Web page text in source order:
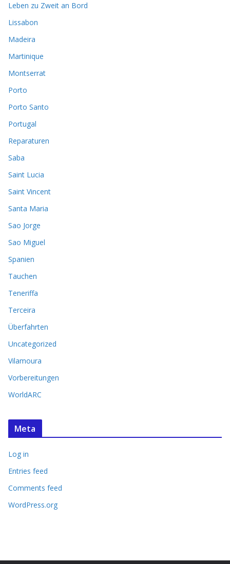
Leben zu Zweit an Bord
Lissabon
Madeira
Martinique
Montserrat
Porto
Porto Santo
Portugal
Reparaturen
Saba
Saint Lucia
Saint Vincent
Santa Maria
Sao Jorge
Sao Miguel
Spanien
Tauchen
Teneriffa
Terceira
Überfahrten
Uncategorized
Vilamoura
Vorbereitungen
WorldARC
Meta
Log in
Entries feed
Comments feed
WordPress.org